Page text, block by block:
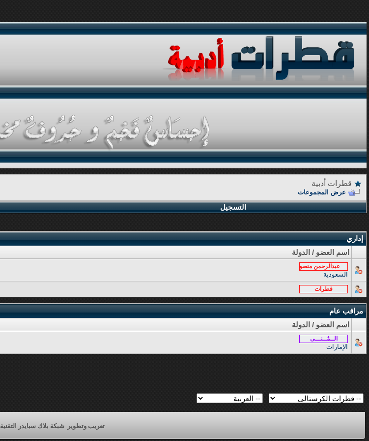
قطرات أدبية
عرض المجموعات
التسجيل
إداري
اسم العضو / الدولة
عبدالرحمن منصور
السعودية
قطرات
مراقب عام
اسم العضو / الدولة
الــمُــنـــى
الإمارات
تعريب وتطوير شبكة بلاك سبايدر التقنية 16-10-2009